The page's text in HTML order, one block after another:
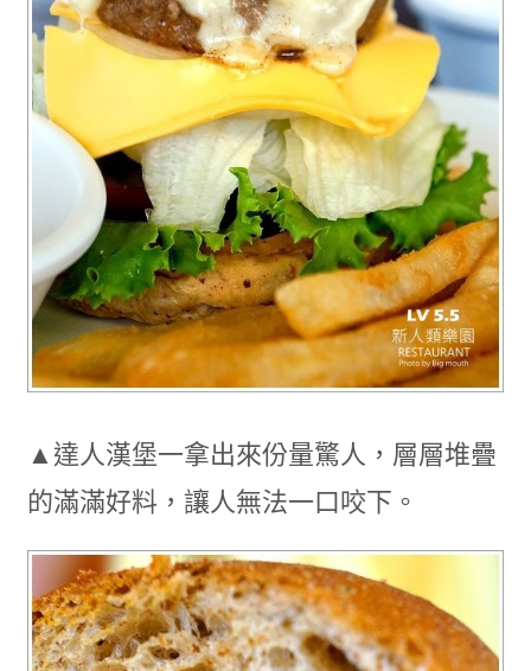
▲達人漢堡一拿出來份量驚人，層層堆疊
的滿滿好料，讓人無法一口咬下。